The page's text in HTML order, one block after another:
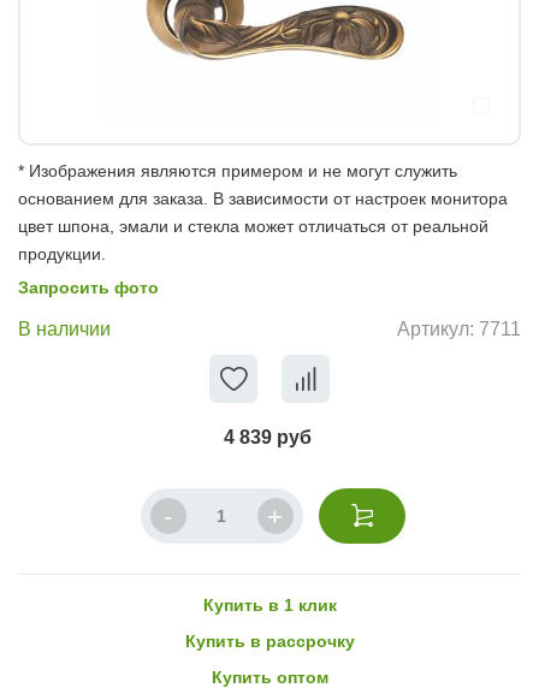
* Изображения являются примером и не могут служить
основанием для заказа. В зависимости от настроек монитора
цвет шпона, эмали и стекла может отличаться от реальной
продукции.
Запросить фото
В наличии Артикул: 7711
4 839 руб
Купить в 1 клик
Купить в рассрочку
Купить оптом